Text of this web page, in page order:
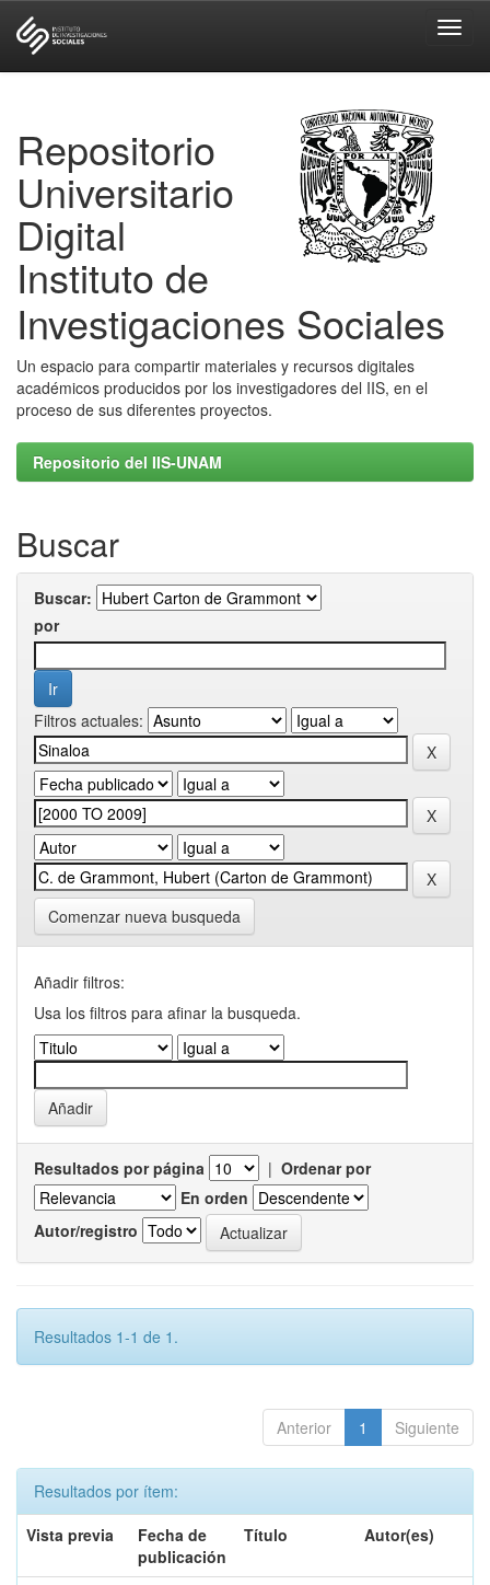
Repositorio
Universitario
Digital
Instituto de
Investigaciones Sociales
Un espacio para compartir materiales y recursos digitales
académicos producidos por los investigadores del IIS, en el
proceso de sus diferentes proyectos.
Repositorio del IIS-UNAM
Buscar
Buscar:
por
Filtros actuales:
Comenzar nueva busqueda
Añadir filtros:
Usa los filtros para afinar la busqueda.
Resultados por página | Ordenar por
En orden
Autor/registro
Resultados 1-1 de 1.
Anterior 1 Siguiente
Resultados por ítem:
Vista previa
Fecha de
publicación
Título Autor(es)